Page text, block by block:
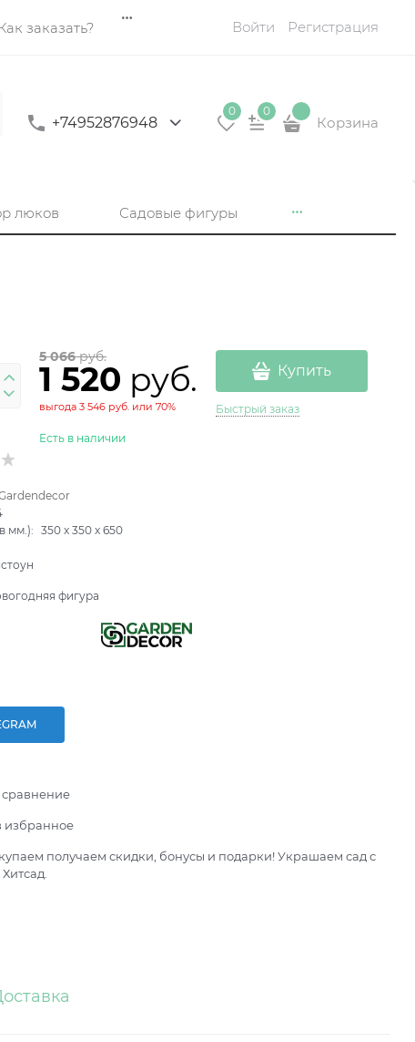
Как заказать? Войти Регистрация
+74952876948
0 0
Корзина
люков Садовые фигуры
5 066 руб.
1 520 руб.
выгода3 546 руб. или70%
Есть в наличии
Купить
Быстрый заказ
мм.):
350 x350 x650
фигура
сравнение
избранное
получаем скидки, бонусы и подарки! Украшаем сад с